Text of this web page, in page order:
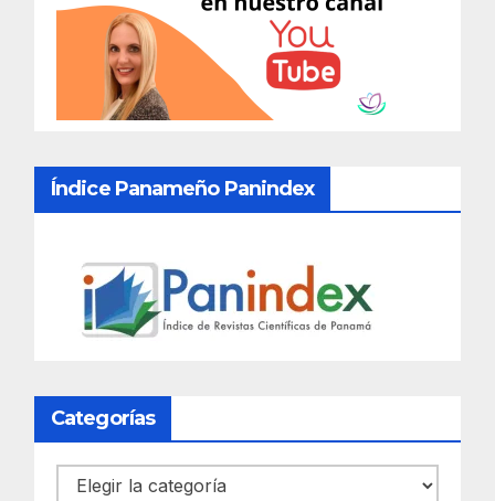
Índice Panameño Panindex
Categorías
Categorías